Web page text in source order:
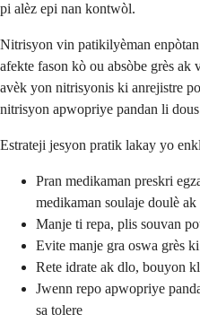
pi alèz epi nan kontwòl.
Nitrisyon vin patikilyèman
afekte fason kò ou absòbe grès
avèk yon nitrisyonis ki anrejistre
nitrisyon apwopriye pandan li
Estrateji jesyon pratik lakay yo
Pran medikaman preskri
medikaman soulaje doulè
Manje ti repa, plis souvan
Evite manje gra oswa grès
Rete idrate ak dlo, bouyon
Jwenn repo apwopriye
sa tolere